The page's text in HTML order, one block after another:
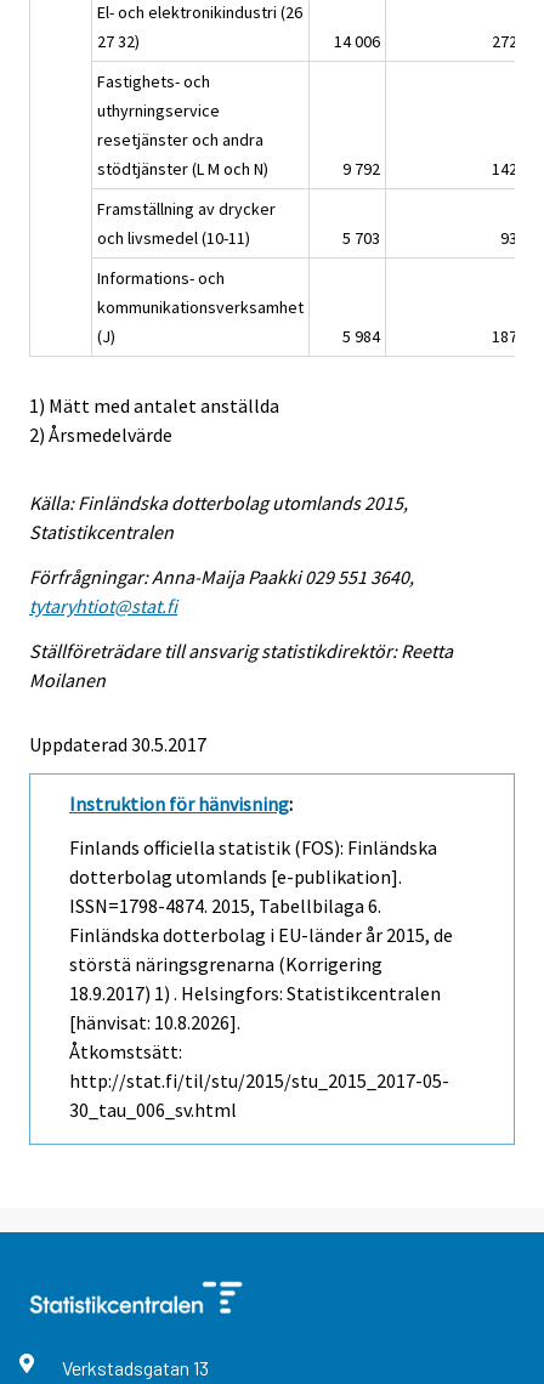
El- och elektronikindustri (26
27 32)
14 006
272,0
Fastighets- och
uthyrningservice
resetjänster och andra
stödtjänster (L M och N)
9 792
142,9
Framställning av drycker
och livsmedel (10-11)
5 703
93,6
Informations- och
kommunikationsverksamhet
(J)
5 984 187,2
1) Mätt med antalet anställda
2) Årsmedelvärde
Källa: Finländska dotterbolag utomlands 2015,
Statistikcentralen
Förfrågningar: Anna-Maija Paakki 029 551 3640,
tytaryhtiot@stat.fi
Ställföreträdare till ansvarig statistikdirektör: Reetta
Moilanen
Uppdaterad 30.5.2017
Instruktion för hänvisning:
Finlands officiella statistik (FOS): Finländska
dotterbolag utomlands [e-publikation].
ISSN=1798-4874. 2015, Tabellbilaga 6.
Finländska dotterbolag i EU-länder år 2015, de
störstä näringsgrenarna (Korrigering
18.9.2017) 1) . Helsingfors: Statistikcentralen
[hänvisat: 10.8.2026].
Åtkomstsätt:
http://stat.fi/til/stu/2015/stu_2015_2017-05-
30_tau_006_sv.html
Verkstadsgatan 13